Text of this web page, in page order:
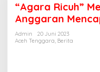
g
a
r
“Agara Ricuh”
Anggaran
Admin
20 Juni 2023
Aceh Tenggara, Berita